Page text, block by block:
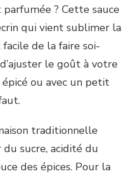
? Cette sauce
qui vient sublimer la
de la faire soi-
le goût à votre
ou avec un petit
traditionnelle
sucre, acidité du
des épices. Pour la